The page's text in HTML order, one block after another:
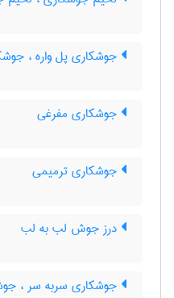
جوشکاری پل واره ،
جوشکاری مفرغی
جوشکاری ترمیمی
درز جوش لب به لب
جوشکاری سربه سر ،